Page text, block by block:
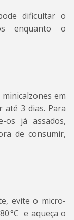
dificultar o
enquanto o
em
até 3 dias. Para
os já assados,
de consumir,
evite o micro-
°C e aqueça o